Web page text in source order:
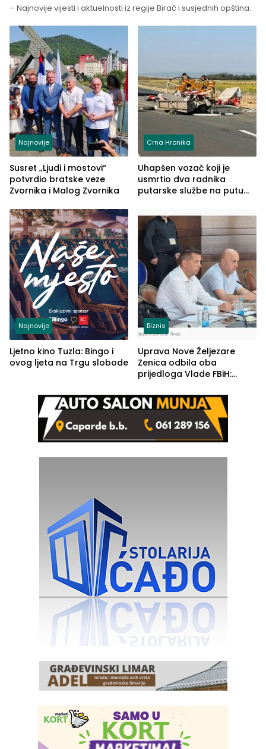
– Najnovije vijesti i aktuelnosti iz regije Birač i susjednih opština.
Najnovije
Susret „Ljudi i mostovi“
potvrdio bratske veze
Zvornika i Malog Zvornika
Crna Hronika
Uhapšen vozač koji je
usmrtio dva radnika
putarske službe na putu
(FOTO)
Najnovije
Ljetno kino Tuzla: Bingo i
ovog ljeta na Trgu slobode
Biznis
Uprava Nove Željezare
Zenica odbila oba
prijedloga Vlade FBiH:
rješenje